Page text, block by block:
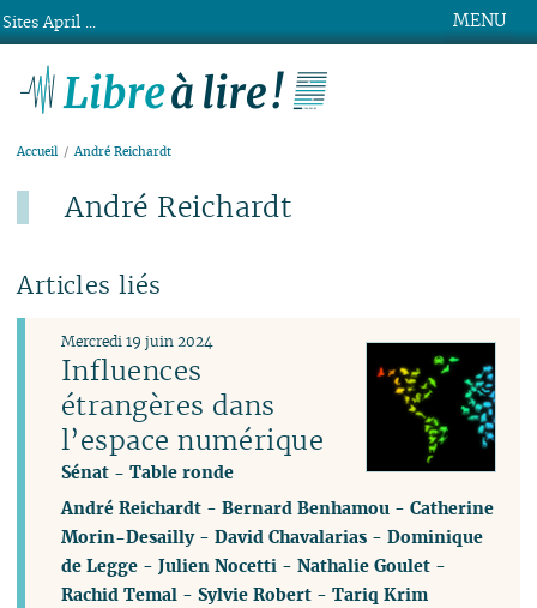
MENU
Accueil André Reichardt
André Reichardt
Articles liés
Influences
étrangères dans
l’espace numérique
Sénat - Table ronde
Mercredi 19 juin 2024
André Reichardt -Bernard Benhamou -Catherine
Morin-Desailly-David Chavalarias -Dominique
de Legge -Julien Nocetti -Nathalie Goulet -
Rachid Temal -Sylvie Robert -Tariq Krim
Sites April ...